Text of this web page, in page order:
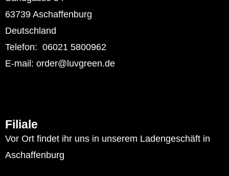
63739 Aschaffenburg
Deutschland
Telefon: 06021 5800962
E-mail: order@luvgreen.de
Filiale
Vor Ort findet ihr uns in unserem Ladengeschäft in
Aschaffenburg